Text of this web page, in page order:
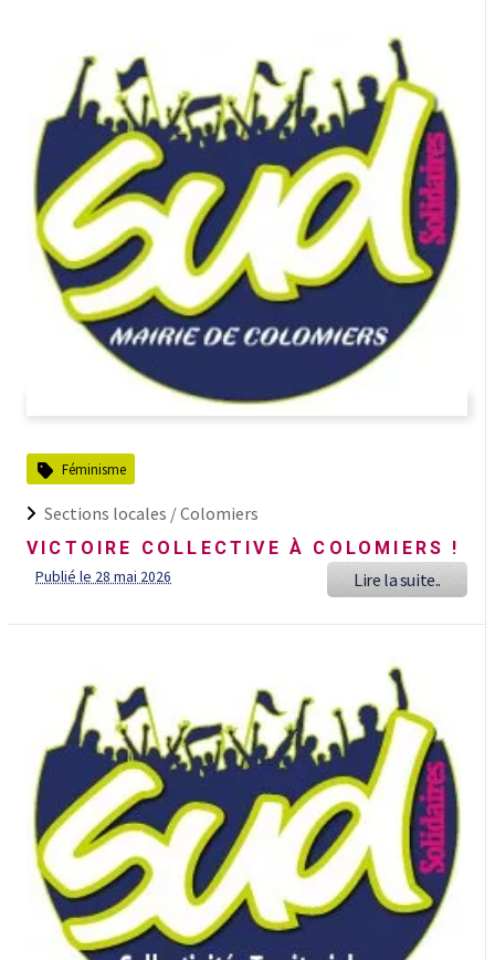
Féminisme
Sections locales /Colomiers
VICTOIRE COLLECTIVE À COLOMIERS !
Publié le 28 mai 2026 Lire la suite..